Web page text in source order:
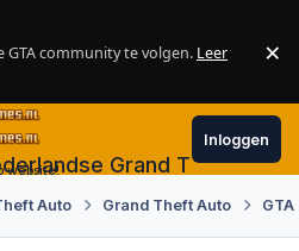
GTA community te volgen. Leer
×
Grand Theft Auto
website!
Inloggen
Auto Grand Theft Auto